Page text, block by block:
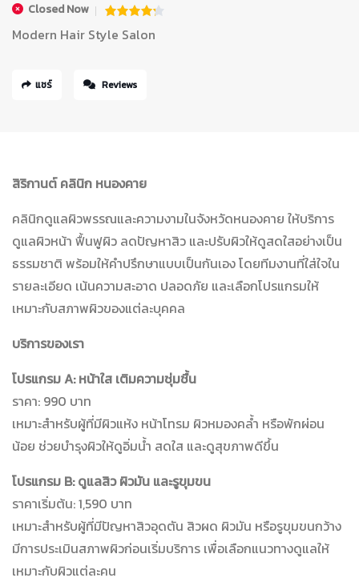
Closed Now
Modern Hair Style Salon
แชร์ Reviews
สิริกานต์ คลินิก หนองคาย
คลินิกดูแลผิวพรรณและความงามในจังหวัดหนองคาย ให้บริการ
ดูแลผิวหน้า ฟื้นฟูผิว ลดปัญหาสิว และปรับผิวให้ดูสดใสอย่างเป็น
ธรรมชาติ พร้อมให้คำปรึกษาแบบเป็นกันเอง โดยทีมงานที่ใส่ใจใน
รายละเอียด เน้นความสะอาด ปลอดภัย และเลือกโปรแกรมให้
เหมาะกับสภาพผิวของแต่ละบุคคล
บริการของเรา
โปรแกรม A: หน้าใส เติมความชุ่มชื้น
ราคา: 990 บาท
เหมาะสำหรับผู้ที่มีผิวแห้ง หน้าโทรม ผิวหมองคล้ำ หรือพักผ่อน
น้อย ช่วยบำรุงผิวให้ดูอิ่มน้ำ สดใส และดูสุขภาพดีขึ้น
โปรแกรม B: ดูแลสิว ผิวมัน และรูขุมขน
ราคาเริ่มต้น: 1,590 บาท
เหมาะสำหรับผู้ที่มีปัญหาสิวอุดตัน สิวผด ผิวมัน หรือรูขุมขนกว้าง
มีการประเมินสภาพผิวก่อนเริ่มบริการ เพื่อเลือกแนวทางดูแลให้
เหมาะกับผิวแต่ละคน